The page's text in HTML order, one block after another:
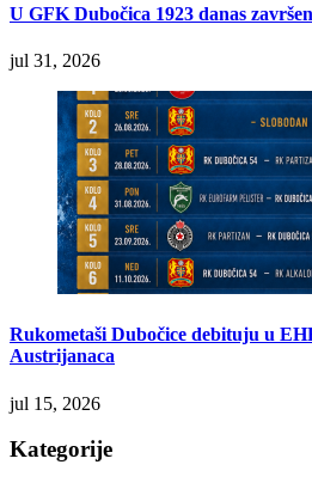
U GFK Dubočica 1923 danas
jul 31, 2026
Rukometaši Dubočice debituju u
Austrijanaca
jul 15, 2026
Kategorije